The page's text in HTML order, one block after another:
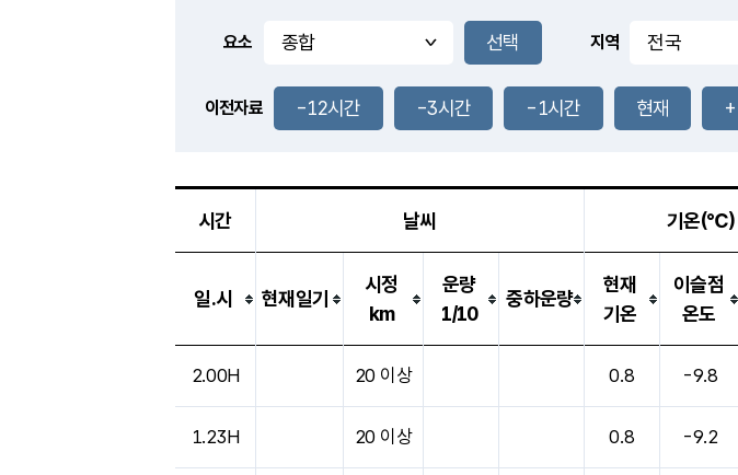
풍도
0.9m/s
35.2
℃
-
요소 지역
이전자료 -12시간 -3시간 -1시간 현재
시간 날씨 기온(℃)
일.시 현재일기
시정
km
운량
1/10
중하운량
현재
기온
이슬점
온도
2.00H 20 이상 0.8 -9.8
1.23H 20 이상 0.8 -9.2